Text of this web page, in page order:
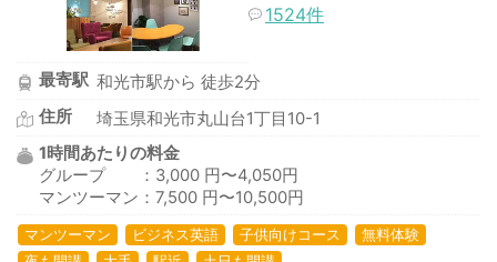
1524件
最寄駅 和光市駅から 徒歩2分
住所
埼玉県和光市丸山台1丁目10-1
1時間あたりの料金
グループ ：3,000 円〜4,050円
マンツーマン：7,500 円〜10,500円
マンツーマン ビジネス英語 子供向けコース
無料体験